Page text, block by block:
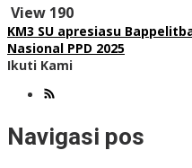
View 190
KM3 SU apresiasu
Nasional PPD 2025
Ikuti Kami
Navigasi pos